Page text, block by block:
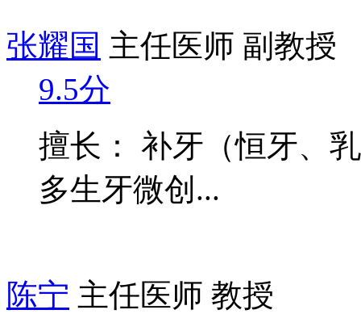
张耀国 主任医师 副教授
9.5分
擅长： 补牙（恒牙、
多生牙微创...
陈宁 主任医师 教授